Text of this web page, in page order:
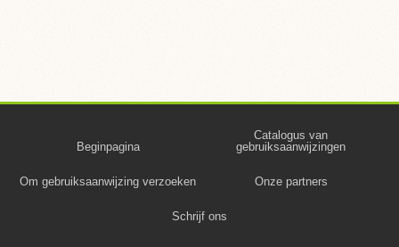
Beginpagina
Catalogus van
gebruiksaanwijzingen
Om gebruiksaanwijzing verzoeken Onze partners
Schrijf ons